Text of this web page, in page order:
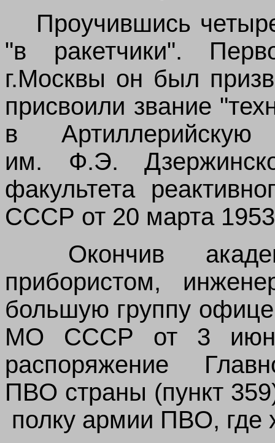
Проучившись
"в ракетчики".
г.Москвы он был
присвоили звание "
в
им.
Ф.Э.
факультета
СССР от 20 марта
Окончив
прибористом,
большую группу
МО СССР от 3
распоряжение
ПВО страны (пункт
полку армии ПВО, где